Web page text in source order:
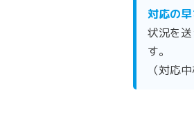
対応の早
状況を送
す。
（対応